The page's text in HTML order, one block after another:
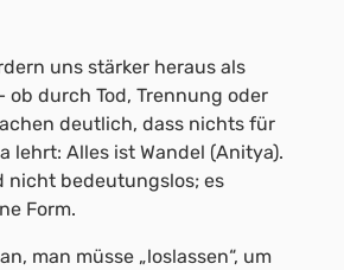
uns stärker heraus als
ob durch Tod, Trennung oder
deutlich, dass nichts für
lehrt: Alles ist Wandel (Anitya).
nicht bedeutungslos; es
Form.
man müsse „loslassen“, um